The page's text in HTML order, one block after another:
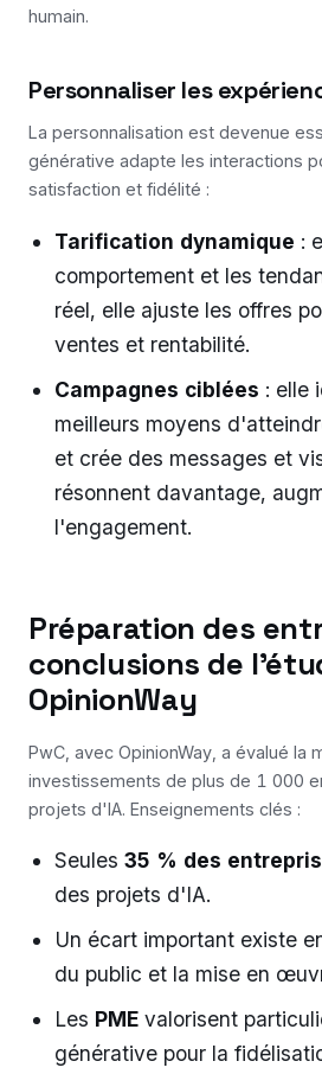
humain.
Personnaliser les
La personnalisation est devenue
générative adapte les interactions
satisfaction et fidélité :
Tarification dynamique :
comportement et les
réel, elle ajuste les offres
ventes et rentabilité.
Campagnes ciblées : elle
meilleurs moyens
et crée des messages et
résonnent davantage,
l'engagement.
Préparation des
conclusions de
OpinionWay
PwC, avec OpinionWay, a évalué la
investissements de plus de 1 000
projets d'IA. Enseignements clés :
Seules35 % des
des projets d'IA.
Un écart important existe
du public et la mise en
Les PME valorisent
générative pour la